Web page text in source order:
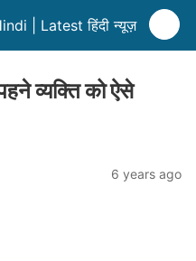
| Latest हिंदी न्यूज़
व्यक्ति को ऐसे
6 years ago